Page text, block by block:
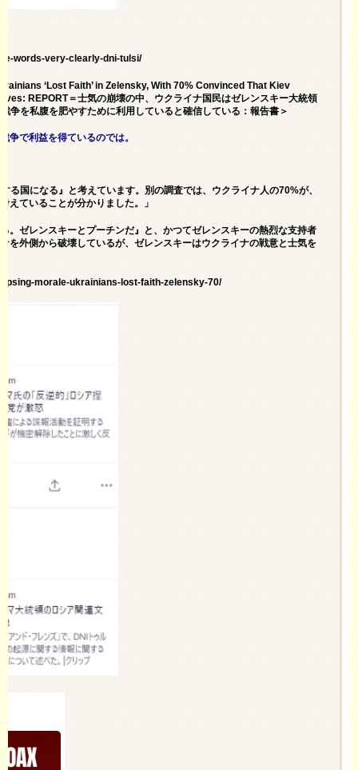
words-very-clearly-dni-tulsi/
‘Lost Faith’ in Zelensky, With 70% Convinced That Kiev
REPORT＝士気の崩壊の中、ウクライナ国民はゼレンスキー大統領
争を私腹を肥やすために利用していると確信している：報告書＞
争で利益を得ているのでは。
る国になる』と考えています。別の調査では、ウクライナ人の70%が、
えていることが分かりました。」
。ゼレンスキーとプーチンだ』と、かつてゼレンスキーの熱烈な支持者
を外側から破壊しているが、ゼレンスキーはウクライナの戦意と士気を
morale-ukrainians-lost-faith-zelensky-70/